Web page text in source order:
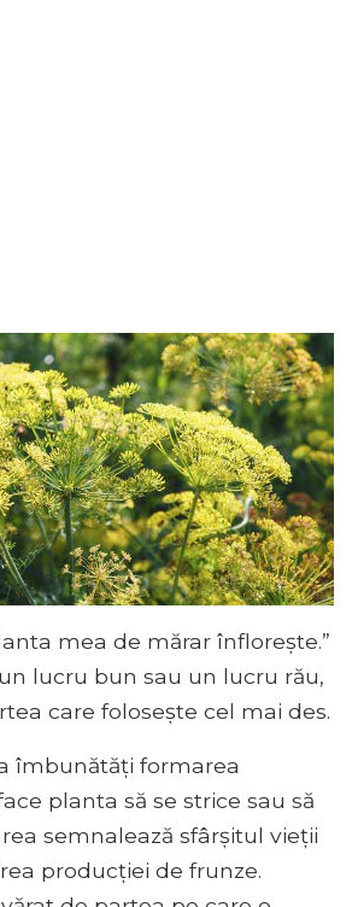
mea de mărar înflorește.”
lucru bun sau un lucru rău,
care folosește cel mai des.
îmbunătăți formarea
planta să se strice sau să
semnalează sfârșitul vieții
producției de frunze.